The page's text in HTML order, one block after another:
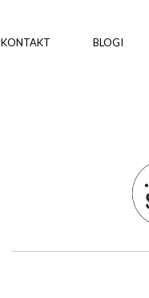
KONTAKT BLOGI